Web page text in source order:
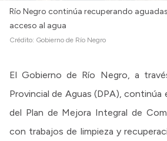
Río Negro continúa recuperando
acceso al agua
Crédito: Gobierno de Río Negro
El Gobierno de Río Negro, a
Provincial de Aguas (DPA),
del Plan de Mejora Integral de
con trabajos de limpieza y